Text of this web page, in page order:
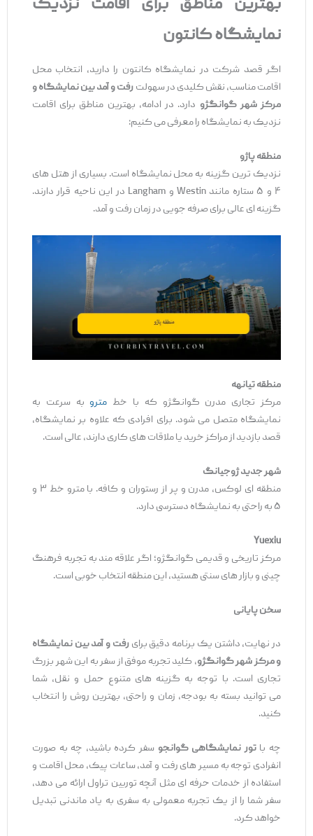
بهترین مناطق برای اقامت نزدیک
نمایشگاه کانتون
اگر قصد شرکت در نمایشگاه کانتون را دارید، انتخاب محل
اقامت مناسب، نقش کلیدی در سهولترفت ‌و آمد بین نمایشگاه و
مرکز شهر گوانگژودارد. در ادامه، بهترین مناطق برای اقامت
نزدیک به نمایشگاه را معرفی می ‌کنیم:
منطقهپاژو
نزدیک‌ ترین گزینه به محل نمایشگاه است. بسیاری از هتل‌ های
۴ و ۵ ستاره مانند Westin و Langham در این ناحیه قرار دارند.
گزینه ‌ای عالی برای صرفه ‌جویی در زمان رفت ‌و آمد.
منطقهتیانهه
مرکز تجاری مدرن گوانگژو که با خطمتروبه‌ سرعت به
نمایشگاه متصل می ‌شود. برای افرادی که علاوه بر نمایشگاه،
قصد بازدید از مراکز خرید یا ملاقات ‌های کاری دارند، عالی است.
شهر جدیدژوجیانگ
منطقه ‌ای لوکس، مدرن و پر از رستوران و کافه. با مترو خط ۳ و
Yuexiu
مرکز تاریخی و قدیمی گوانگژو؛ اگر علاقه‌ مند به تجربه فرهنگ
چینی و بازار های سنتی هستید، این منطقه انتخاب خوبی است.
سخن پایانی
در نهایت، داشتن یک برنامه دقیق برایرفت ‌و آمد بین نمایشگاه
و مرکز شهر گوانگژو، کلید تجربه موفق از سفر به این شهر بزرگ
تجاری است. با توجه به گزینه ‌های متنوع حمل ‌و نقل، شما
می‌ توانید بسته به بودجه، زمان و راحتی، بهترین روش را انتخاب
کنید.
چه باتور نمایشگاهی گوانجوسفر کرده باشید، چه به‌ صورت
انفرادی توجه به مسیر های رفت ‌و آمد، ساعات پیک، محل اقامت و
استفاده از خدمات حرفه ‌ای مثل آنچه توربین تراول ارائه می ‌دهد،
سفر شما را از یک تجربه معمولی به سفری به ‌یاد ماندنی تبدیل
خواهد کرد.